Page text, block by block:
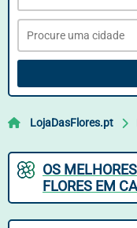
LojaDasFlores.pt
OS
FLORES EM